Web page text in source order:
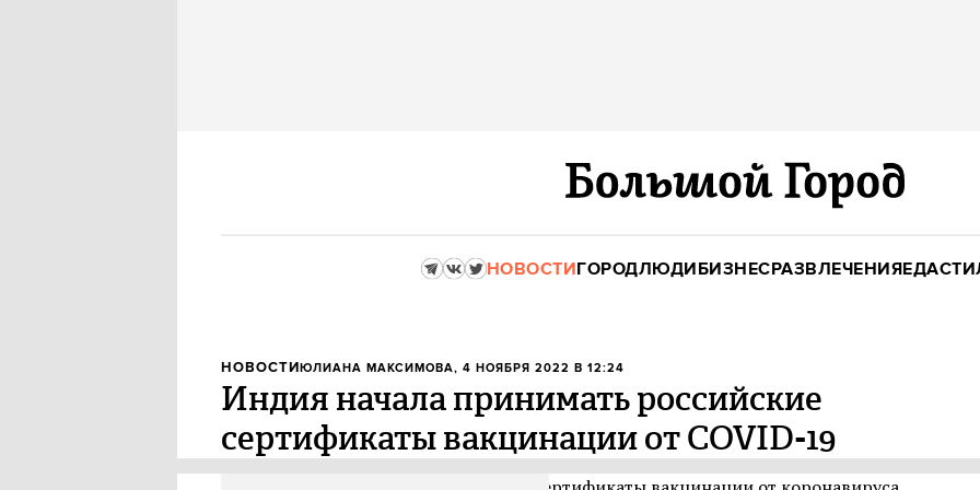
НОВОСТИГОРОДЛЮДИБИЗНЕСРАЗВЛЕЧЕНИЯЕДА
НОВОСТИЮЛИАНА МАКСИМОВА, 4 НОЯБРЯ 2022 В 12:24
Индия начала принимать российские
сертификаты вакцинации от COVID-19